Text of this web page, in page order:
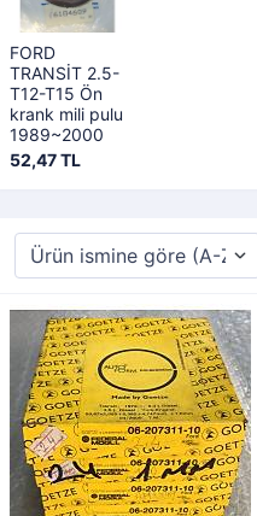
FORD
TRANSİT 2.5-
T12-T15 Ön
krank mili pulu
1989~2000
52,47 TL